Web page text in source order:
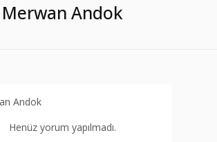
Merwan Andok
Henüz yorum yapılmadı.